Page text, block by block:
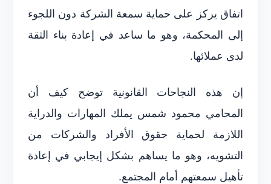
اتفاق يركز على حماية سمعة الشركة دون اللجوء
إلى المحكمة، وهو ما ساعد في إعادة بناء الثقة
لدى عملائها.
إن هذه النجاحات القانونية توضح كيف أن
المحامي محمود شمس يملك المهارات والدراية
اللازمة لحماية حقوق الأفراد والشركات من
التشويه، وهو ما يساهم بشكل إيجابي في إعادة
تأهيل سمعتهم أمام المجتمع.